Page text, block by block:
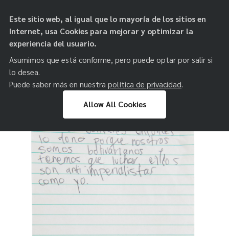
paz
Este sitio web, al igual que lo mayoría de los sitios en
Internet, usa Cookies para mejorar y optimizar la
experiencia del usuario.
Asumimos que está conforme, pero puede optar por salir si
lo desea.
Puede saber más en nuestra política de privacidad.
Allow All Cookies